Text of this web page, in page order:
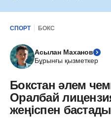
СПОРТ БОКС
Асылан Маханов
Бұрынғы қызметкер
Бокстан әлем
Оралбай
жеңіспен бастады